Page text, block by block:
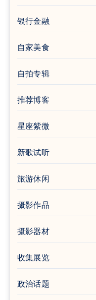
银行金融
自家美食
自拍专辑
推荐博客
星座紫微
新歌试听
旅游休闲
摄影作品
摄影器材
收集展览
政治话题